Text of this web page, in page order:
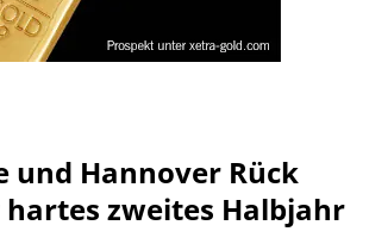
und Hannover Rück
zweites Halbjahr